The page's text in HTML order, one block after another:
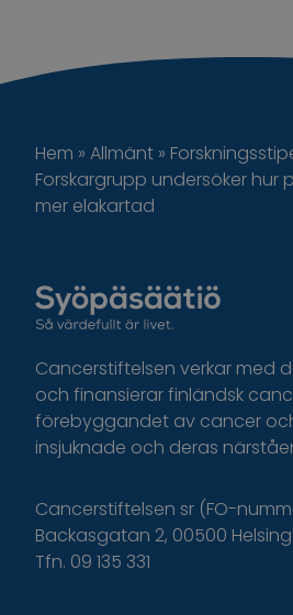
Hem » Allmänt »
Forskargrupp undersöker
mer elakartad
Cancerstiftelsen verkar med
och finansierar finländsk
förebyggandet av cancer
insjuknade och deras
Cancerstiftelsen sr (FO-
Backasgatan 2, 00500
Tfn. 09 135 331